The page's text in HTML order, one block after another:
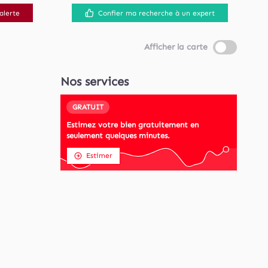
Confier ma recherche à un expert
Afficher la carte
Nos services
GRATUIT
Estimez votre bien gratuitement en
seulement quelques minutes.
Estimer